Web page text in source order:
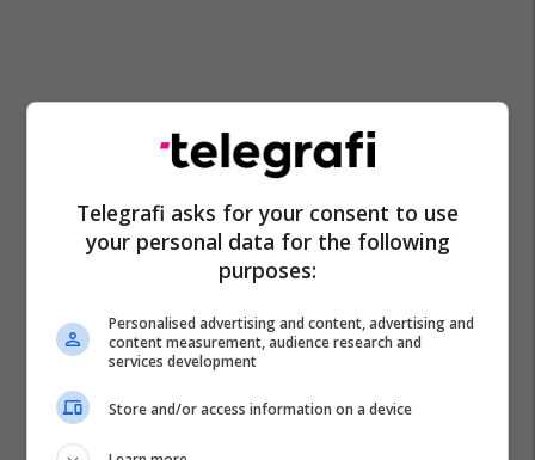
Telegrafi asks for your consent to use
your personal data for the following
purposes:
Personalised advertising and content, advertising and
content measurement, audience research and
services development
Store and/or access information on a device